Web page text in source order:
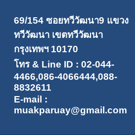
69/154 ซอยทวีวัฒนา9 แขวง
ทวีวัฒนา เขตทวีวัฒนา
กรุงเทพฯ 10170
โทร & Line ID : 02-044-
4466,086-4066444,088-
8832611
E-mail :
muakparuay@gmail.com